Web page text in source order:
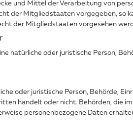
und Mittel der Verarbeitung von
der Mitgliedstaaten vorgegeben, so
der Mitgliedstaaten vorgesehen
natürliche oder juristische Person,
oder juristische Person, Behörde,
handelt oder nicht. Behörden, die
personenbezogene Daten